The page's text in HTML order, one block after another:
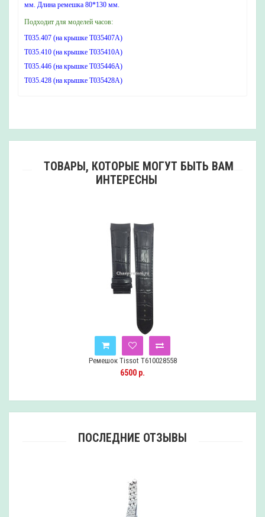
мм. Длина ремешка 80*130 мм.
Подходит для моделей часов:
T035.407 (на крышке T035407A)
T035.410 (на крышке T035410A)
T035.446 (на крышке T035446A)
T035.428 (на крышке T035428A)
ТОВАРЫ, КОТОРЫЕ МОГУТ БЫТЬ ВАМ
ИНТЕРЕСНЫ
Ремешок Tissot T610028558
6500 р.
ПОСЛЕДНИЕ ОТЗЫВЫ